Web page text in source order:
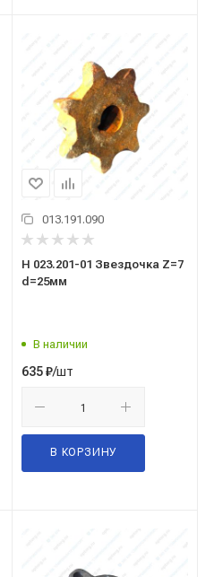
013.191.090
Н 023.201-01 Звездочка Z=7
d=25мм
В наличии
635₽/шт
В КОРЗИНУ